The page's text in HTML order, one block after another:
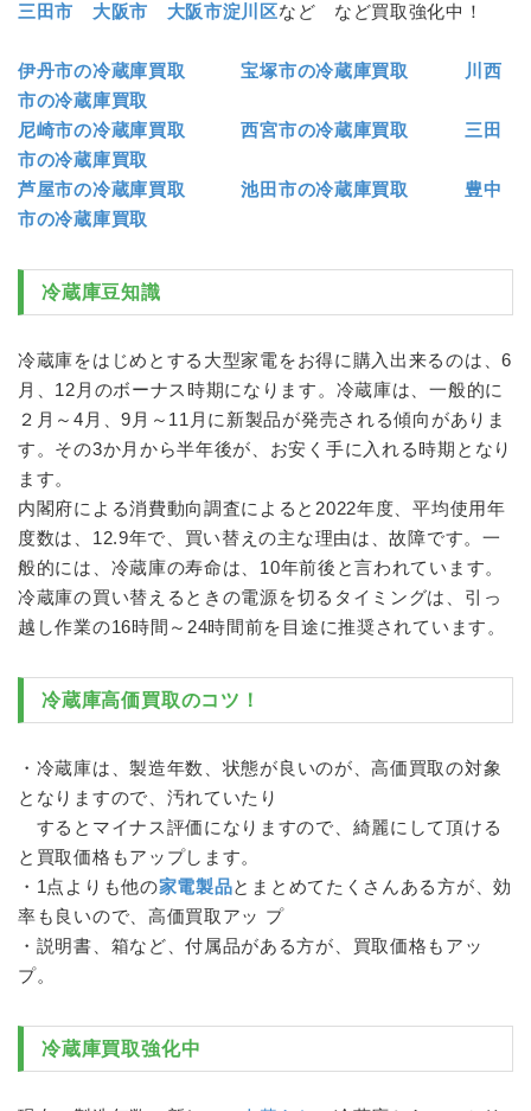
三田市
大阪市 大阪市淀川区など など買取強化中！
伊丹市の冷蔵庫買取 宝塚市の冷蔵庫買取
川西
市の冷蔵庫買取
尼崎市の冷蔵庫買取
西宮市の冷蔵庫買取
三田
市の冷蔵庫買取
芦屋市の冷蔵庫買取
池田市の冷蔵庫買取
豊中
市の冷蔵庫買取
冷蔵庫豆知識
冷蔵庫をはじめとする大型家電をお得に購入出来るのは、6
月、12月のボーナス時期になります。 冷蔵庫は、一般的に
２月～4月、9月～11月に新製品が発売される傾向がありま
す。その3か月から半年後が、お安く手に入れる時期となり
ます。
内閣府による消費動向調査によると2022年度、平均使用年
度数は、12.9年で、買い替えの主な理由は、故障です。一
般的には、 冷蔵庫の寿命は、10年前後と言われています。
冷蔵庫の買い替えるときの電源を切るタイミングは、引っ
越し作業の16時間～24時間前を目途に推奨されています。
冷蔵庫高価買取のコツ！
・ 冷蔵庫は、製造年数、状態が良いのが、高価買取の対象
となりますので、汚れていたり
するとマイナス評価になりますので、綺麗にして頂ける
と買取価格もアップします。
・1点よりも他の家電製品とまとめてたくさんある方が、効
率も良いので、高価買取アッ プ
・説明書、箱など、付属品がある方が、買取価格もアッ
プ。
冷蔵庫買取強化中